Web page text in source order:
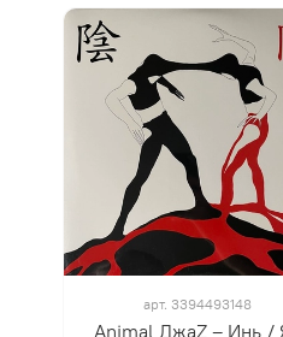
арт. 3394493148
Animal ДжаZ ‎– Инь /